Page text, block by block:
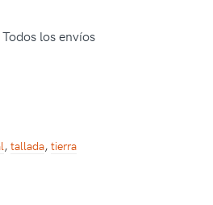
los envíos
, tallada, tierra